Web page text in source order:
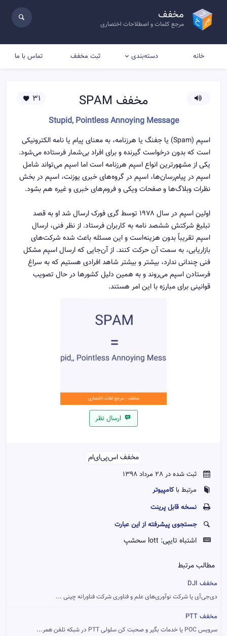
مخفف
مرجع کلمات و اصطلاحات اختصاری
خانه دسته‌بندی ثبت مخفف تماس با ما
مخفف SPAM
Stupid, Pointless Annoying Message
31
اسپم (Spam) یا جفنگ یا هرزنامه، به معنای پیام یا نامه الکترونیکی
است که بدون درخواست گیرنده و برای افراد بی‌شمار فرستاده می‌شود.
یکی از مشهورترین انواع اسپم هرزنامه است اما اسپم می‌تواند شامل
اسپم در پیام‌رسان‌ها، اسپم در گروه‌های خبری یوزنت، اسپم در بخش
نظرات وبلاگ‌ها و صفحات ویکی و فروم‌های خبری و غیره هم بشود.
اولین اسپم در سال ۱۹۷۸ توسط گری فورک ارسال شد او به قصد
تبلیغ شرکتش ششصد نامه به کاربران فرستاد. از نظر فنی، ارسال
اسپم تقریباً بدون هزینه‌است و این مسئله باعث شده شرکت‌های
بازاریابی، به سمت آن حرکت کنند. از آن‌جایی که ارسال اسپم مشکل
فنی چندانی ندارد، بیشتر و بیشتر شاهد افرادی هستیم که به سراغ
فرستادن اسپم می‌روند و به همین دلیل کشورها در حال تصویب
قوانینی برای مبارزه با این امر هستند.
ارسال نظر
مخفف اس‌پی‌ای‌ام‌‌
ثبت شده در 28 مرداد 1398
مرتبط باکامپیوتر
نسخه قابل پرينت
جستجوی پیشرفته از این عبارت
اشتباه تایپی: lott سحشپ
مطالب مرتبط
مخفف DJI
دی‌جی‌آی یا شرکت نوآوری‌های علم و فناوری شرکت فناورانه چینی ...
مخفف PTT
سرویس POC یا خدمات بگیر و صحبت کن سلولی PTT در شبکه تلفن همر...